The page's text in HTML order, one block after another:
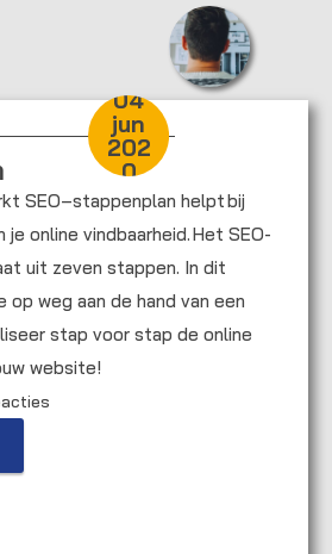
04
jun
202
0
SEO–stappenplan helpt bij
online vindbaarheid. Het SEO-
uit zeven stappen. In dit
op weg aan de hand van een
stap voor stap de online
website!